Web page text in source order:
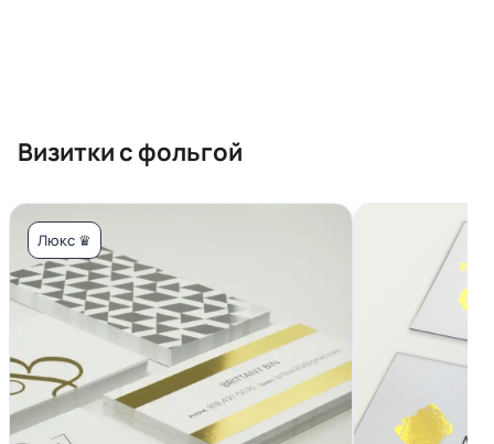
Визитки с фольгой
Люкс ♛